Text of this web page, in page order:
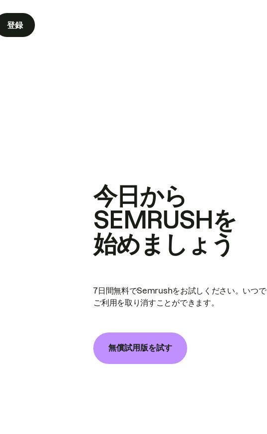
登録
今日から
SEMRUSHを
始めましょう
7日間無料でSemrushをお試しください。いつ
ご利用を取り消すことができます。
無償試用版を試す